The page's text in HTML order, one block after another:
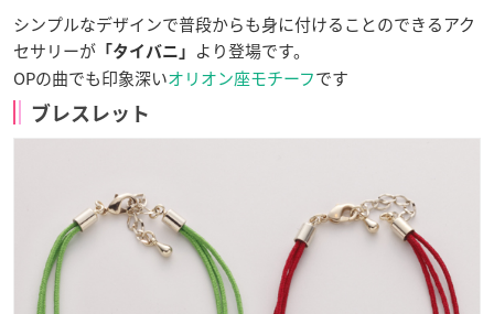
シンプルなデザインで普段からも身に付けることのできるアク
セサリーが 「タイバニ」
より登場です。
OPの曲でも印象深いオリオン座モチーフです
ブレスレット